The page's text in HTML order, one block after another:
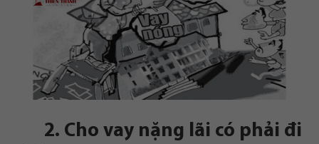
2. Cho vay nặng lãi có phải đi